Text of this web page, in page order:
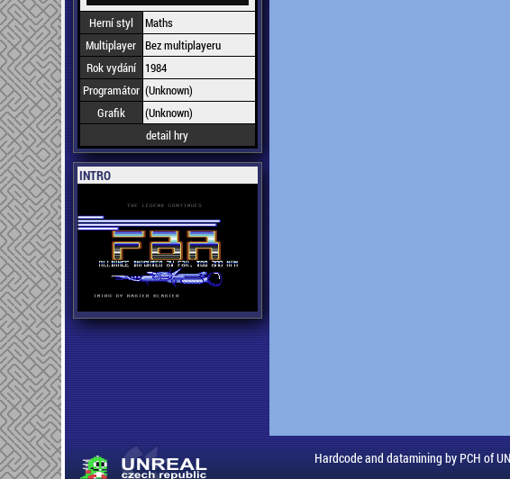
Herní styl
Maths
Multiplayer Bez multiplayeru
Rok vydání
1984
Programátor (Unknown)
Grafik
(Unknown)
detail hry
INTRO
Hardcode and datamining by PCH of